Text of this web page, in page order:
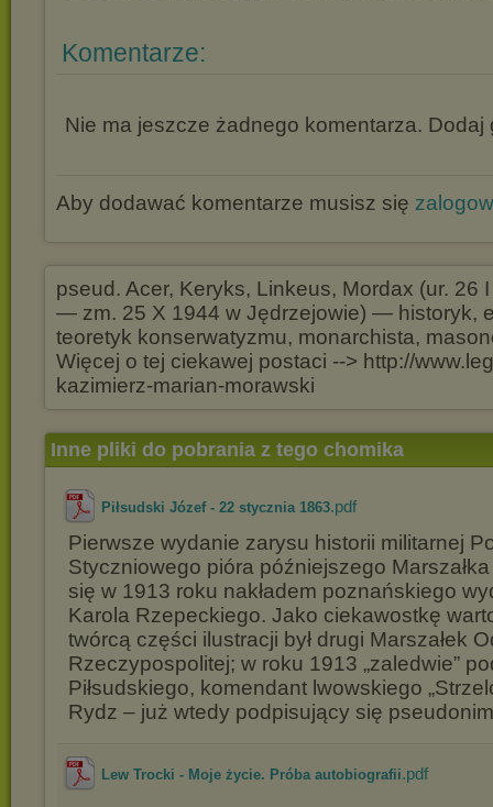
Komentarze:
Nie ma jeszcze żadnego komentarza. Dodaj
Aby dodawać komentarze musisz się
pseud. Acer, Keryks, Linkeus, Mordax (ur. 26
— zm. 25 X 1944 w Jędrzejowie) — historyk,
teoretyk konserwatyzmu, monarchista,
Więcej o tej ciekawej postaci --> http://
kazimierz-marian-morawski
Inne pliki do pobrania z tego chomika
Piłsudski Józef - 22 stycznia 1863.pdf
Pierwsze wydanie zarysu historii militarnej
Styczniowego pióra późniejszego
się w 1913 roku nakładem poznańskiego
Karola Rzepeckiego. Jako ciekawostkę
twórcą części ilustracji był drugi Marszałek
Rzeczypospolitej; w roku 1913 „zaledwie”
Piłsudskiego, komendant lwowskiego
Rydz – już wtedy podpisujący się
Lew Trocki - Moje życie. Próba autobiografii.pdf